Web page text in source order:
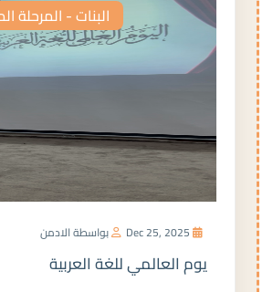
البنات - المرحلة
بواسطة الادمن
يوم العالمي للغة العربية